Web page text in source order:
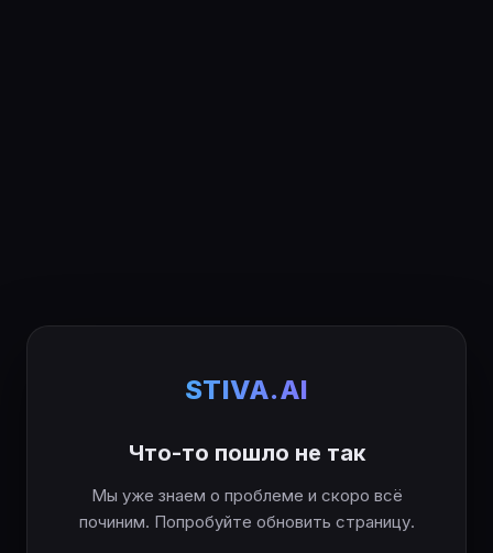
STIVA.AI
Что-то пошло не так
Мы уже знаем о проблеме и скоро всё
починим. Попробуйте обновить страницу.